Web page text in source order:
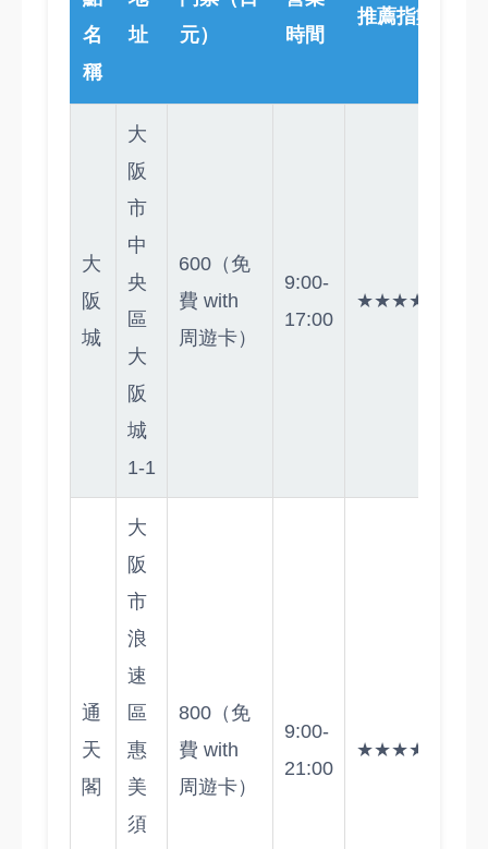
名
稱
址
元）
時間
推薦指數
大
阪
城
大
阪
市
中
央
區
大
阪
城
1-1
600（免
費 with
周遊卡）
9:00-
17:00
★★★★★
通
天
閣
大
阪
市
浪
速
區
惠
美
須
800（免
費 with
周遊卡）
9:00-
21:00
★★★★☆